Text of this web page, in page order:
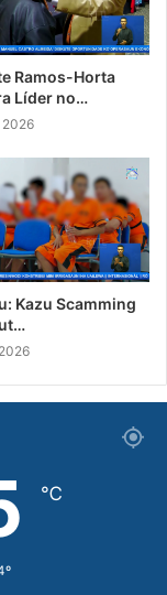
Ramos-Horta
Líder no…
2026
Kazu Scamming
℃